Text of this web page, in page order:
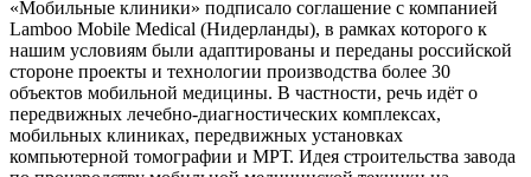
«Мобильные клиники» подписало соглашение с компанией
Lamboo Mobile Medical (Нидерланды), в рамках которого к
нашим условиям были адаптированы и переданы российской
стороне проекты и технологии производства более 30
объектов мобильной медицины. В частности, речь идёт о
передвижных лечебно-диагностических комплексах,
мобильных клиниках, передвижных установках
компьютерной томографии и МРТ. Идея строительства завода